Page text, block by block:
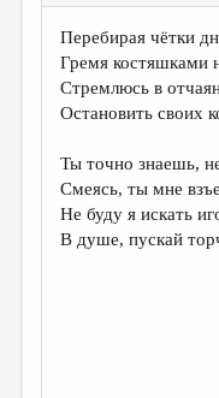
НОВОСТИ
ПРАВИЛА САЙТА
ИЗБРАННОЕ
ДАЙДЖЕСТ
Перебирая чётки
Гремя костяшками
Стремлюсь в
Остановить своих
Ты точно знаешь,
Смеясь, ты мне
Не буду я искать
В душе, пускай